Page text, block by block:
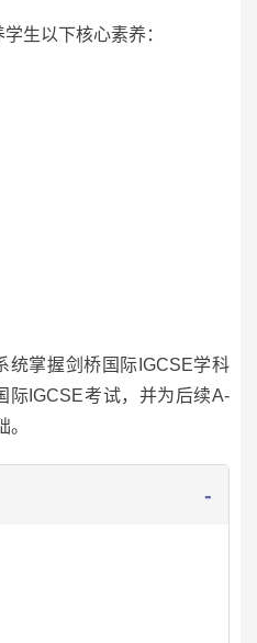
生以下核心素养：
统掌握剑桥国际IGCSE学科
际IGCSE考试，并为后续A-